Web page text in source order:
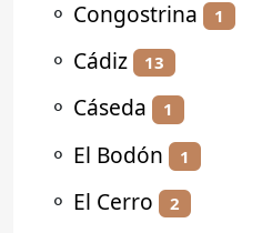
⚬ Congostrina 1
⚬ Cádiz 13
⚬ Cáseda 1
⚬ El Bodón 1
⚬ El Cerro 2